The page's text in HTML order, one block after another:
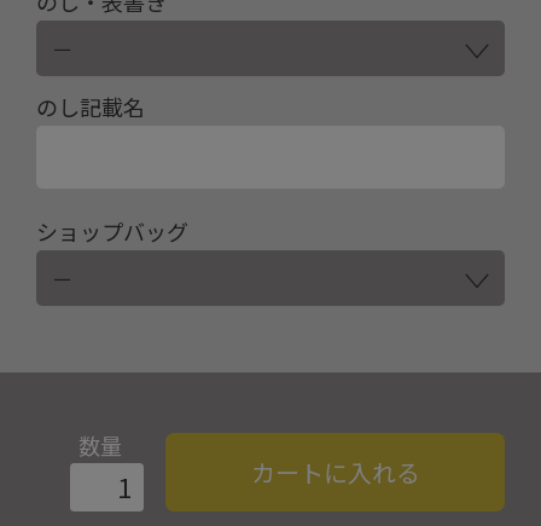
のし記載名
ショップバッグ
数量
カートに入れる